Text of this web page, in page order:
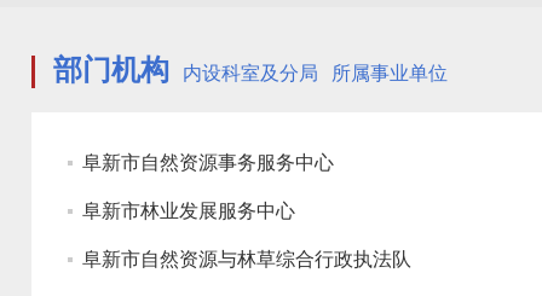
部门机构 内设科室及分局 所属事业单位
阜新市自然资源事务服务中心
阜新市林业发展服务中心
阜新市自然资源与林草综合行政执法队